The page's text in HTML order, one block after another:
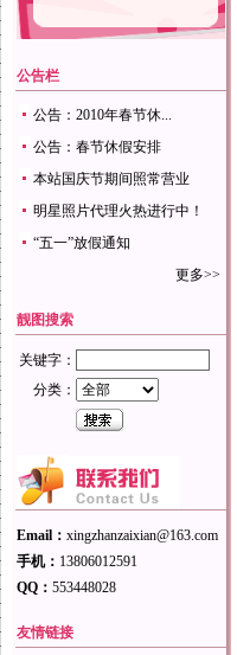
公告栏
公告：2010年春节休...
公告：春节休假安排
本站国庆节期间照常营业
明星照片代理火热进行中！
“五一”放假通知
更多>>
靓图搜索
关键字：
分类：
Email： xingzhanzaixian@163.com
手机： 13806012591
QQ： 553448028
友情链接